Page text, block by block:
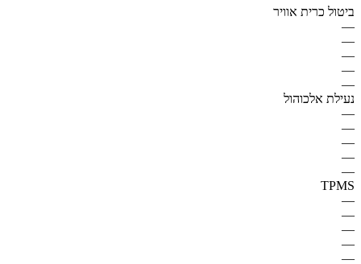
ביטול כרית אוויר
—
—
—
—
—
נעילת אלכוהול
—
—
—
—
—
TPMS
—
—
—
—
—